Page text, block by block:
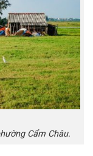
Cẩm Châu.